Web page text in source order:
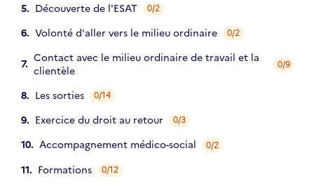
Découverte de l'ESAT 0/2
Volonté d'aller vers le milieu ordinaire 0/2
Contact avec le milieu ordinaire de travail et la
clientèle
0/9
Les sorties 0/14
Exercice du droit au retour 0/3
Accompagnement médico-social 0/2
Formations 0/12